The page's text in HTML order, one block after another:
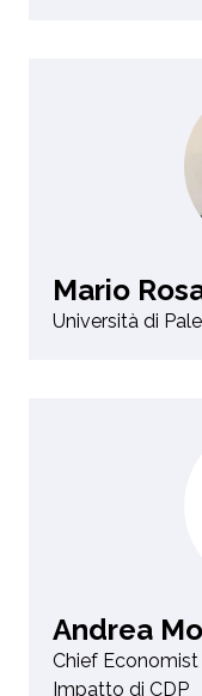
Mario
Università di
Andrea
Chief
Impatto di CDP